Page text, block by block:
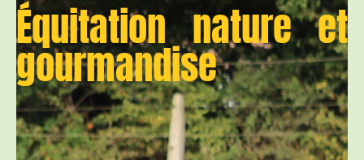
Équitation nature et
gourmandise